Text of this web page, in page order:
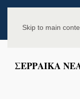
Skip to main
ΣΕΡΡΑΙΚΑ